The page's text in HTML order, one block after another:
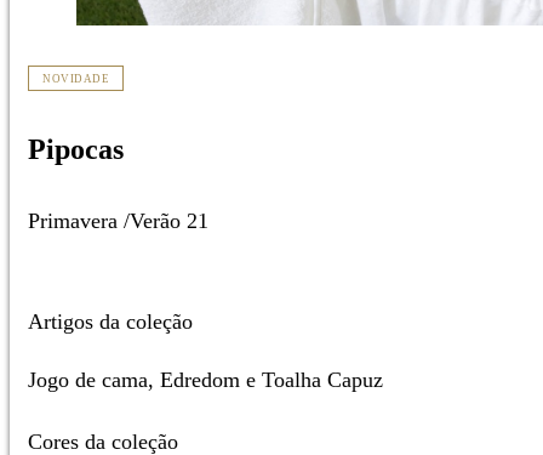
NOVIDADE
Pipocas
Primavera /Verão 21
Artigos da coleção
Jogo de cama, Edredom e Toalha Capuz
Cores da coleção